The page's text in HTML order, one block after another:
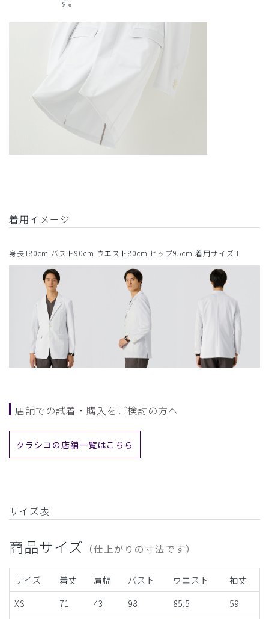
着用イメージ
身長180cm バスト90cm ウエスト80cm ヒップ95cm 着用サイズ:L
店舗での試着・購入をご検討の方へ
クラシコの店舗一覧はこちら
サイズ表
商品サイズ （仕上がりの寸法です）
サイズ 着丈 肩幅 バスト ウエスト
袖丈
XS
71 43 98 85.5
59